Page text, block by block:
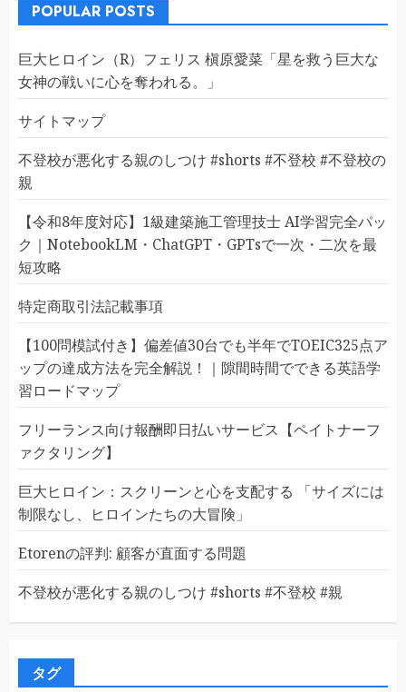
POPULAR POSTS
巨大ヒロイン（R）フェリス 槇原愛菜「星を救う巨大な
女神の戦いに心を奪われる。」
サイトマップ
不登校が悪化する親のしつけ #shorts #不登校 #不登校の
親
【令和8年度対応】1級建築施工管理技士 AI学習完全パッ
ク｜NotebookLM・ChatGPT・GPTsで一次・二次を最
短攻略
特定商取引法記載事項
【100問模試付き】偏差値30台でも半年でTOEIC325点ア
ップの達成方法を完全解説！｜隙間時間でできる英語学
習ロードマップ
フリーランス向け報酬即日払いサービス【ペイトナーフ
ァクタリング】
巨大ヒロイン：スクリーンと心を支配する 「サイズには
制限なし、ヒロインたちの大冒険」
Etorenの評判: 顧客が直面する問題
不登校が悪化する親のしつけ #shorts #不登校 #親
タグ